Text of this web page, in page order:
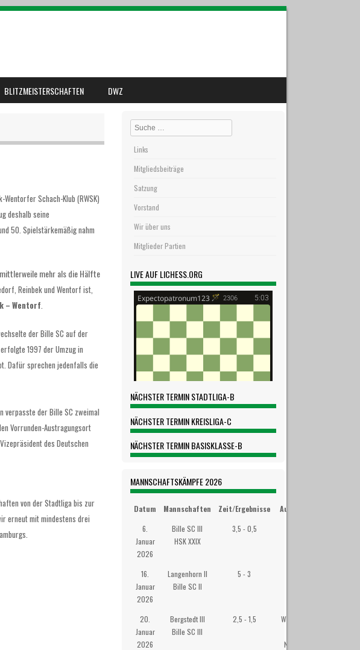
BLITZMEISTERSCHAFTEN DWZ
Wentorfer Schach-Klub (RWSK)
deshalb seine
50. Spielstärkemäßig nahm
mehr als die Hälfte
Reinbek und Wentorf ist,
– Wentorf
der Bille SC auf der
1997 der Umzug in
Dafür sprechen jedenfalls die
verpasste der Bille SC zweimal
Vorrunden-Austragungsort
des Deutschen
von der Stadtliga bis zur
erneut mit mindestens drei
Search
Links
Mitgliedsbeiträge
Satzung
Vorstand
Wir über uns
Mitglieder Partien
LIVE AUF LICHESS.ORG
NÄCHSTER TERMIN STADTLIGA-B
NÄCHSTER TERMIN KREISLIGA-C
NÄCHSTER TERMIN BASISKLASSE-B
MANNSCHAFTSKÄMPFE 2026
Datum Mannschaften Zeit/Ergebnisse
Austragungsort
6.
Januar
2026
Bille SC III
HSK XXIX
3,5 - 0,5
16.
Januar
2026
Langenhorn II
Bille SC II
5 - 3
20.
Januar
2026
Bergstedt III
Bille SC III
2,5 - 1,5
Willi Becker-Saal
Neumann-Heim